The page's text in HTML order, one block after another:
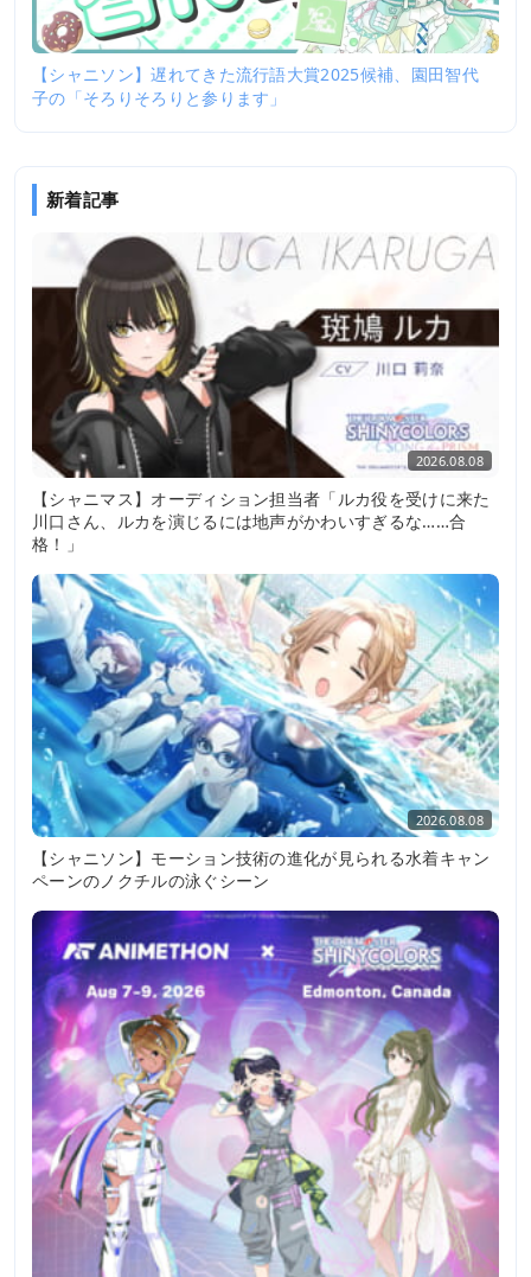
【シャニソン】遅れてきた流行語大賞2025候補、園田智代
子の「そろりそろりと参ります」
新着記事
2026.08.08
【シャニマス】オーディション担当者「ルカ役を受けに来た
川口さん、ルカを演じるには地声がかわいすぎるな……合
格！」
2026.08.08
【シャニソン】モーション技術の進化が見られる水着キャン
ペーンのノクチルの泳ぐシーン